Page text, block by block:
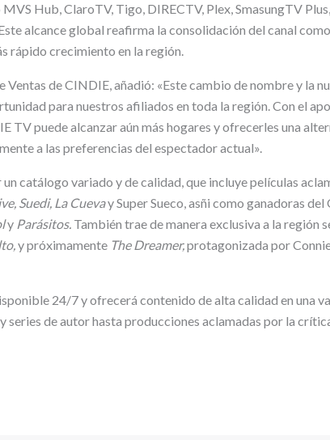
Hub, ClaroTV, Tigo, DIRECTV, Plex, SmasungTV Plus,
alcance global reafirma la consolidación del canal
rápido crecimiento en la región.
Ventas de CINDIE, añadió: «Este cambio de nombre y la
para nuestros afiliados en toda la región. Con el
TV puede alcanzar aún más hogares y ofrecerles una
a las preferencias del espectador actual».
catálogo variado y de calidad, que incluye películas
Suedi, La Cuevay Super Sueco, asñi como ganadoras del
y Parásitos.También trae de manera exclusiva a la región
y próximamente The Dreamer,protagonizada por
24/7 y ofrecerá contenido de alta calidad en una
series de autor hasta producciones aclamadas por la